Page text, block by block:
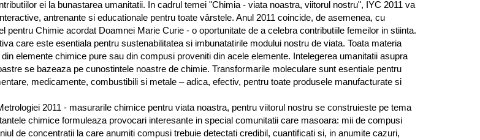
ei la bunastarea umanitatii. In cadrul temei "Chimia - viata noastra, viitorul nostru", IYC 2011 va
antrenante si educationale pentru toate vârstele. Anul 2011 coincide, de asemenea, cu
pentru Chimie acordat Doamnei Marie Curie - o oportunitate de a celebra contributiile femeilor in stiinta.
care este esentiala pentru sustenabilitatea si imbunatatirile modului nostru de viata. Toata materia
elemente chimice pure sau din compusi proveniti din acele elemente. Intelegerea umanitatii asupra
se bazeaza pe cunostintele noastre de chimie. Transformarile moleculare sunt esentiale pentru
medicamente, combustibili si metale – adica, efectiv, pentru toate produsele manufacturate si
2011 - masurarile chimice pentru viata noastra, pentru viitorul nostru se construieste pe tema
chimice formuleaza provocari interesante in special comunitatii care masoara: mii de compusi
de concentratii la care anumiti compusi trebuie detectati credibil, cuantificati si, in anumite cazuri,